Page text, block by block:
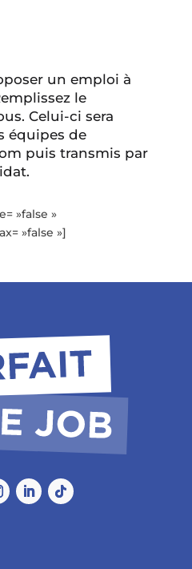
un emploi à
le
Celui-ci sera
équipes de
puis transmis par
»false »
»false »]